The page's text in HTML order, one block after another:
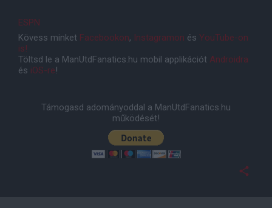
ESPN
Kövess minket Facebookon, Instagramon és YouTube-on
is!
Töltsd le a ManUtdFanatics.hu mobil applikációt Androidra
és iOS-re!
Támogasd adományoddal a ManUtdFanatics.hu
működését!